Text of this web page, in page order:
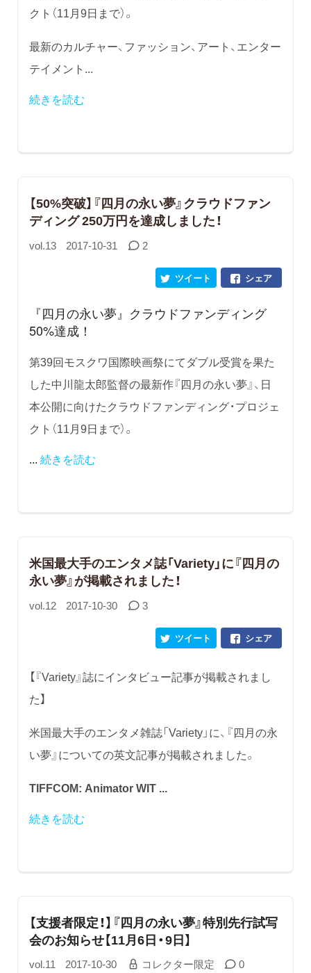
クト（11月9日まで）。
最新のカルチャー、ファッション、アート、エンター
テイメント...
続きを読む
【50%突破】『四月の永い夢』クラウドファン
ディング 250万円を達成しました！
vol.13 2017-10-31 2
シェア
ツイート
『四月の永い夢』クラウドファンディング
50%達成！
第39回モスクワ国際映画祭にてダブル受賞を果た
した中川龍太郎監督の最新作『四月の永い夢』、日
本公開に向けたクラウドファンディング・プロジェ
クト（11月9日まで）。
... 続きを読む
米国最大手のエンタメ誌「Variety」に『四月の
永い夢』が掲載されました！
vol.12 2017-10-30 3
シェア
ツイート
【『Variety』誌にインタビュー記事が掲載されまし
た】
米国最大手のエンタメ雑誌「Variety」に、『四月の永
い夢』についての英文記事が掲載されました。
TIFFCOM: Animator WIT ...
続きを読む
【支援者限定！】『四月の永い夢』特別先行試写
会のお知らせ【11月6日・9日】
vol.11 2017-10-30 コレクター限定 0